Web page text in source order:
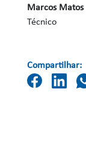
Marcos Matos
Técnico
Compartilhar: